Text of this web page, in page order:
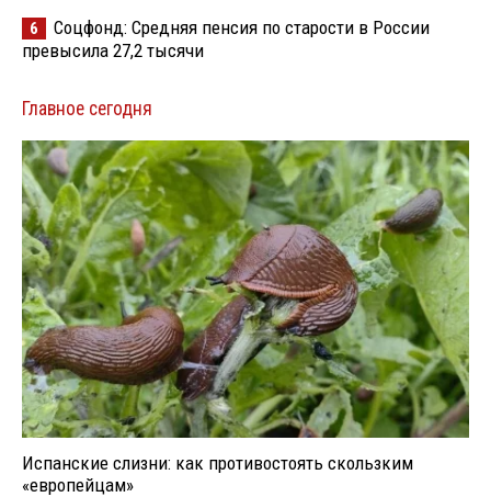
6
Соцфонд: Средняя пенсия по старости в России
превысила 27,2 тысячи
Главное сегодня
Испанские слизни: как противостоять скользким
«европейцам»